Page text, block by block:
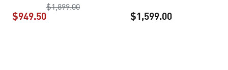
$1,899.00precio original $1,899.00
$949.50 $1,599.00